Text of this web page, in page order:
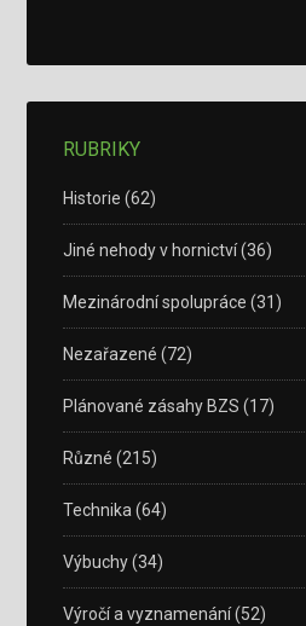
RUBRIKY
Historie (62)
Jiné nehody v hornictví(36)
Mezinárodní spolupráce (31)
Nezařazené (72)
Plánované zásahy BZS (17)
Různé (215)
Technika (64)
Výbuchy(34)
Výročí a vyznamenání(52)